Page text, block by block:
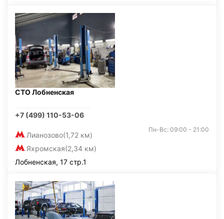
СТО Лобненская
+7 (499) 110-53-06
Лианозово(1,72 км)
Яхромская(2,34 км)
Пн-Вс: 09:00 - 21:00
Лобненская, 17 стр.1